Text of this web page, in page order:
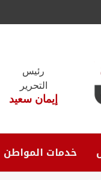
رئيس
التحرير
إيمان سعيد
خدمات المواطن